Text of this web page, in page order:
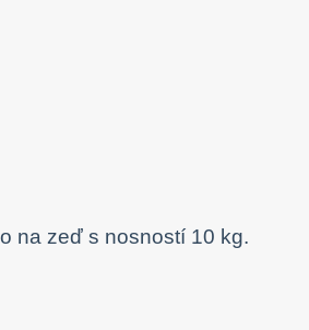
na zeď s nosností 10 kg.